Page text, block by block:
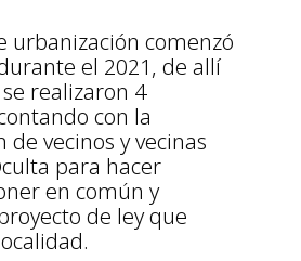
urbanización comenzó
el 2021, de allí
realizaron 4
con la
de vecinos y vecinas
para hacer
en común y
de ley que